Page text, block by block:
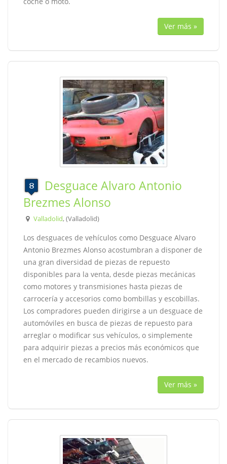
Ver más »
Desguace Alvaro Antonio
Brezmes Alonso
Valladolid, (Valladolid)
Los desguaces de vehículos como Desguace Alvaro
Antonio Brezmes Alonso acostumbran a disponer de
una gran diversidad de piezas de repuesto
disponibles para la venta, desde piezas mecánicas
como motores y transmisiones hasta piezas de
carrocería y accesorios como bombillas y escobillas.
Los compradores pueden dirigirse a un desguace de
automóviles en busca de piezas de repuesto para
arreglar o modificar sus vehículos, o simplemente
para adquirir piezas a precios más económicos que
en el mercado de recambios nuevos.
Ver más »